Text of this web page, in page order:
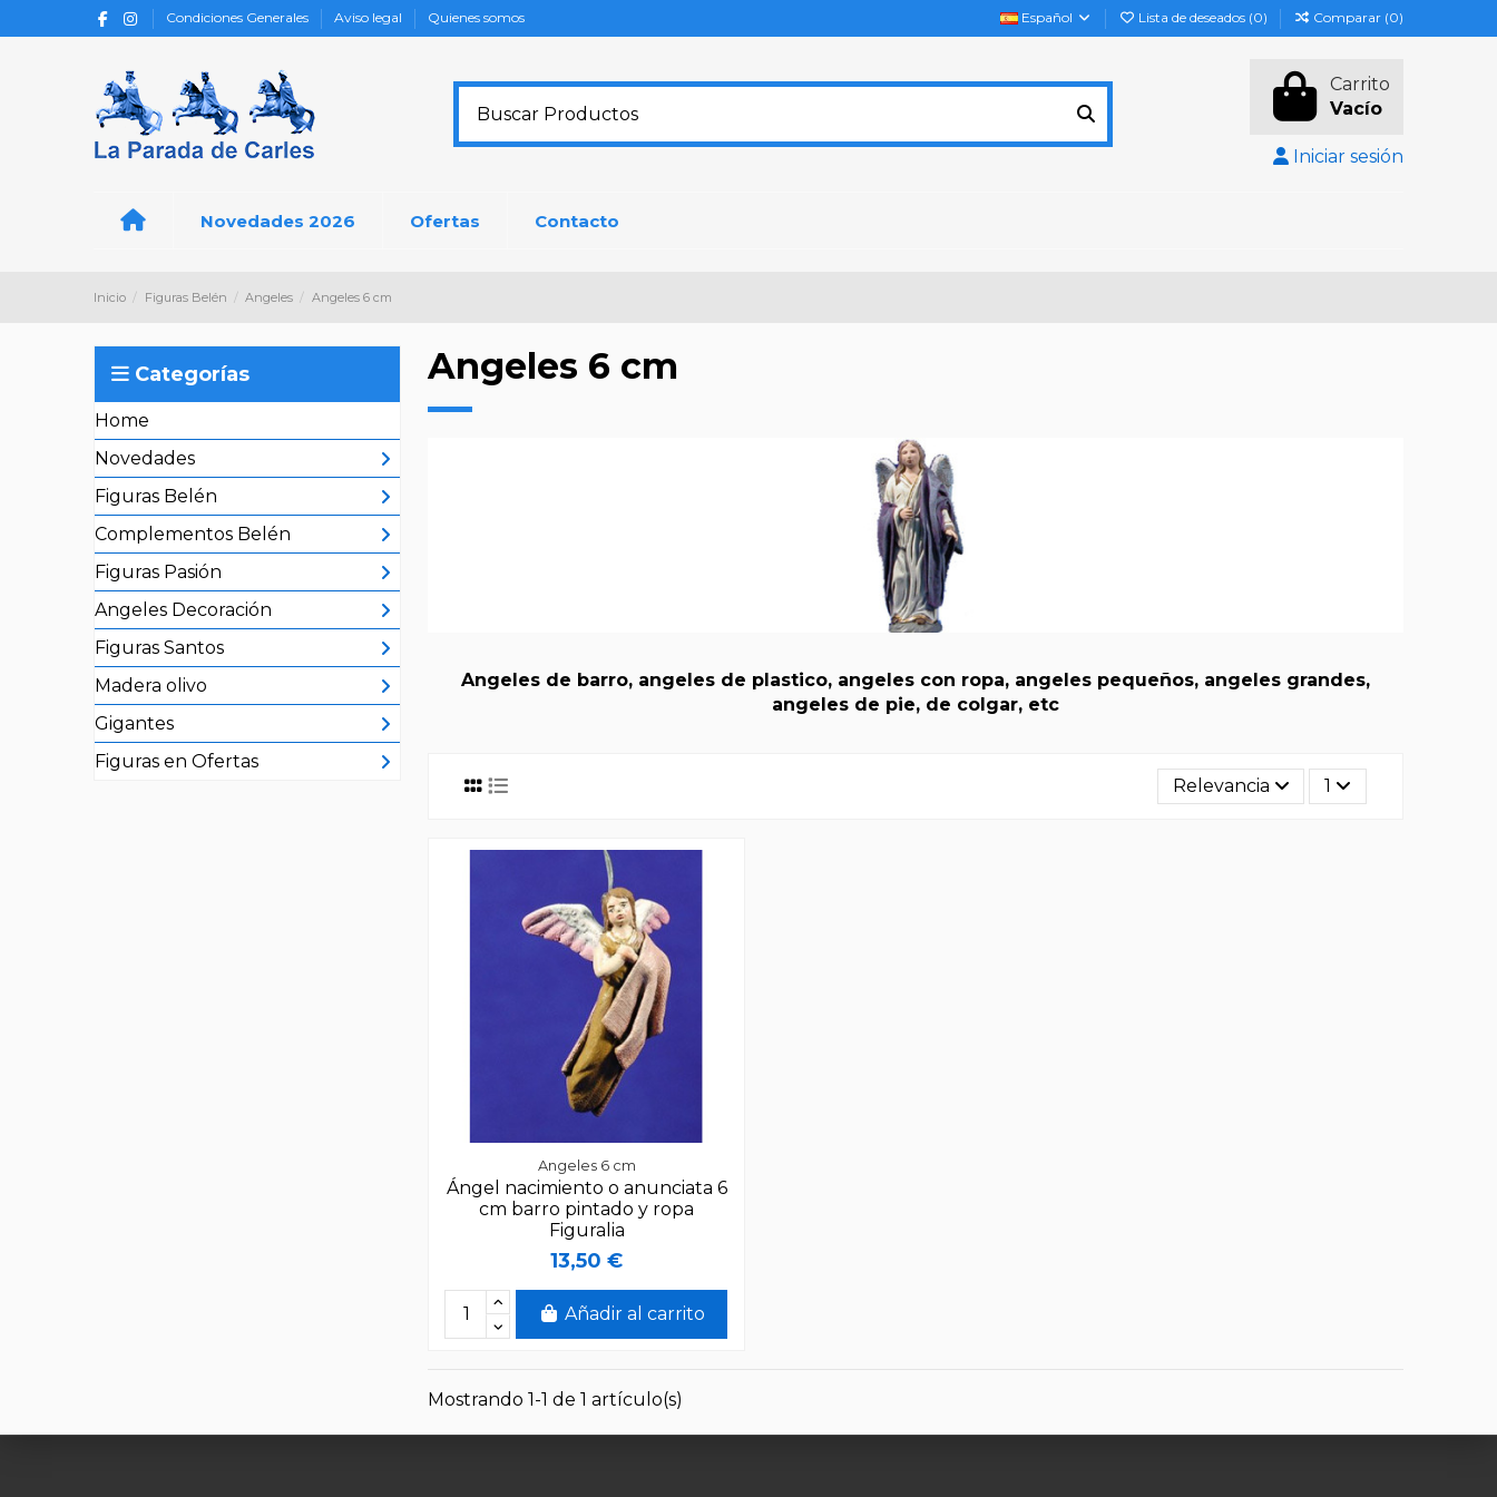
Condiciones Generales Aviso legal Quienes somos Español Lista de deseados (0) Comparar (0)
Carrito
Vacío
Iniciar sesión
Novedades 2026 Ofertas Contacto
Inicio Figuras Belén Angeles Angeles 6 cm
Angeles 6 cm
Angeles de barro, angeles de plastico, angeles con ropa, angeles pequeños, angeles grandes,
angeles de pie, de colgar, etc
Relevancia 1
Angeles 6 cm
Ángel nacimiento o anunciata 6
cm barro pintado y ropa
Figuralia
13,50 €
Añadir al carrito
Mostrando 1-1 de 1 artículo(s)
Categorías
Home
Novedades
Figuras Belén
Complementos Belén
Figuras Pasión
Angeles Decoración
Figuras Santos
Madera olivo
Gigantes
Figuras en Ofertas